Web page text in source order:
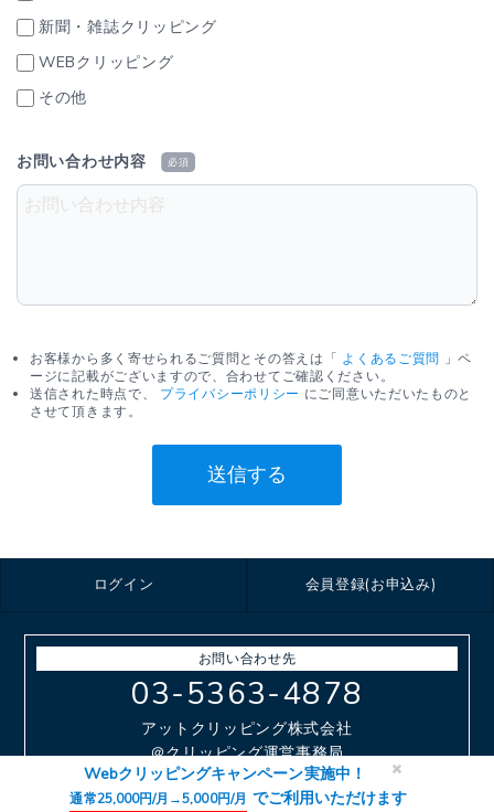
新聞・雑誌クリッピング
WEBクリッピング
その他
お問い合わせ内容 必須
お客様から多く寄せられるご質問とその答えは「 よくあるご質問
」ペ
ージに記載がございますので、合わせてご確認ください。
送信された時点で、 プライバシーポリシー にご同意いただいたものと
させて頂きます。
送信する
ログイン 会員登録(お申込み)
お問い合わせ先
03-5363-4878
アットクリッピング株式会社
＠クリッピング運営事務局
平日9：30〜18：00
Webクリッピングキャンペーン実施中！
通常25,000円/月→5,000円/月 でご利用いただけます